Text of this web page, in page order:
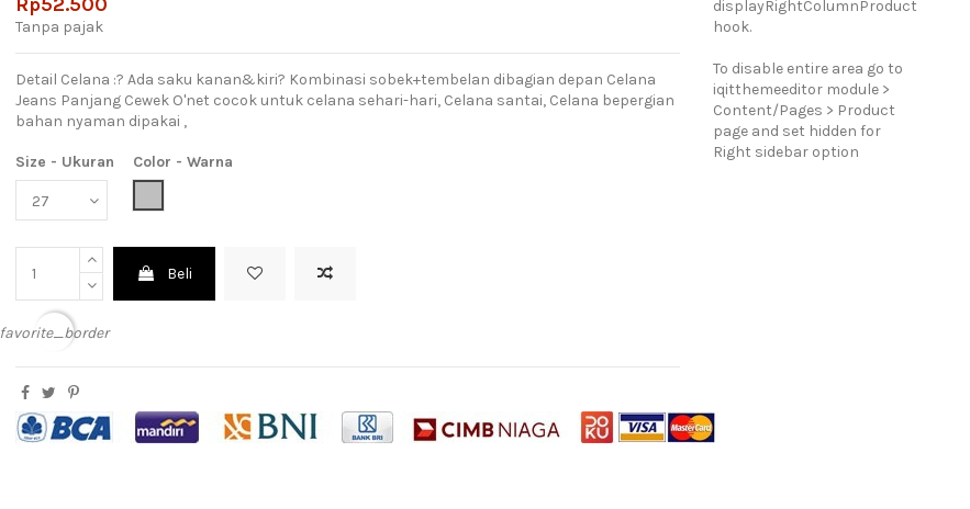
Tanpa pajak
Detail Celana :? Ada saku kanan&kiri? Kombinasi sobek+tembelan dibagian depan Celana
Jeans Panjang Cewek O'net cocok untuk celana sehari-hari, Celana santai, Celana bepergian
bahan nyaman dipakai ,
Size - Ukuran
Color - Warna
Beli
favorite_border
displayRightColumnProduct
hook.
To disable entire area go to
iqitthemeeditor module >
Content/Pages > Product
page and set hidden for
Right sidebar option